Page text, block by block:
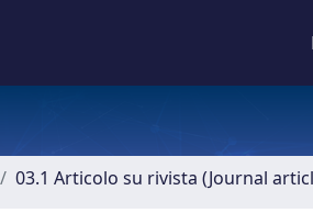
03.1 Articolo su rivista (Journal